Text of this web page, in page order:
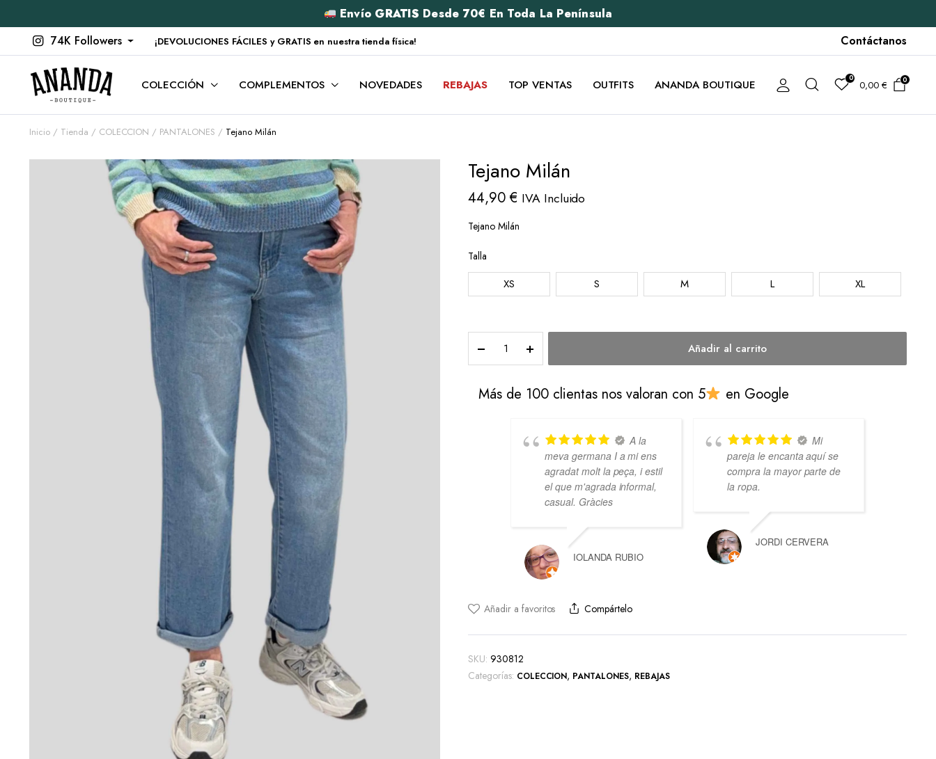
Envío GRATIS Desde 70€ En Toda La Península
74K Followers
¡DEVOLUCIONES FÁCILES y GRATIS en nuestra tienda física! Contáctanos
COLECCIÓN COMPLEMENTOS NOVEDADES REBAJAS TOP VENTAS OUTFITS ANANDA BOUTIQUE 0
0,00€ 0
Inicio Tienda COLECCION PANTALONES Tejano Milán
Tejano Milán
44,90€ IVA Incluido
Tejano Milán
Talla
XS S M L XL
Añadir al carrito
Más de 100 clientas nos valoran con 5 en Google
Servicio muy rápido,las
prendas de muy buena
calidad y con regalo
incluido! Volveré a
comprar
CLAIRE VAN GELDER
A la
meva germana I a mi ens
agradat molt la peça, i estil
el que m'agrada informal,
casual. Gràcies
IOLANDA RUBIO
Mi
pareja le encanta aquí se
compra la mayor parte de
la ropa.
JORDI CERVERA
Añadir a favoritos Compártelo
SKU: 930812
Categorías: COLECCION, PANTALONES, REBAJAS